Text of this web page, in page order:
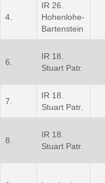
4.
IR 26.
Hohenlohe-
Bartenstein
6.
IR 18.
Stuart Patr.
7.
IR 18.
Stuart Patr.
8.
IR 18.
Stuart Patr.